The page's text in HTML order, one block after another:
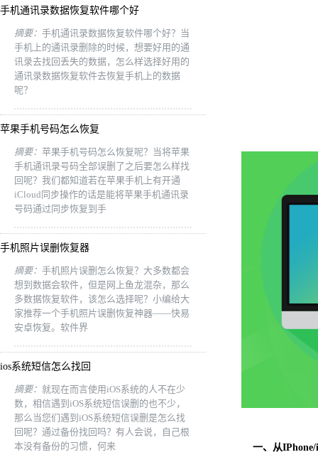
手机通讯录数据恢复软件哪个好
摘要： 手机通讯录数据恢复软件哪个好？当
手机上的通讯录删除的时候，想要好用的通
讯录去找回丢失的数据，怎么样选择好用的
通讯录数据恢复软件去恢复手机上的数据
呢？
苹果手机号码怎么恢复
摘要： 苹果手机号码怎么恢复呢？当将苹果
手机通讯录号码全部误删了之后要怎么样找
回呢？我们都知道若在苹果手机上有开通
iCloud同步操作的话是能将苹果手机通讯录
号码通过同步恢复到手
手机照片误删恢复器
摘要： 手机照片误删怎么恢复？大多数都会
想到数据会软件，但是网上鱼龙混杂，那么
多数据恢复软件，该怎么选择呢？小编给大
家推荐一个手机照片误删恢复神器——快易
安卓恢复。软件界
ios系统短信怎么找回
摘要： 就现在而言使用iOS系统的人不在少
数，相信遇到iOS系统短信误删的也不少，
那么当您们遇到iOS系统短信误删是怎么找
回呢？通过备份找回吗？有人会说，自己根
本没有备份的习惯，何来
一、从IPhone/